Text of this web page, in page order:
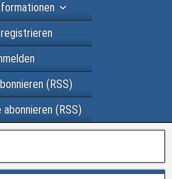
(RSS)
abonnieren (RSS)